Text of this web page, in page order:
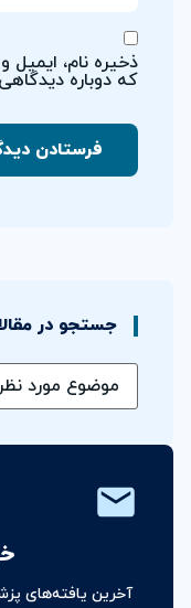
ذخیره نام، ایمیل
که دوباره
جستجو در
آخرین یافته‌های